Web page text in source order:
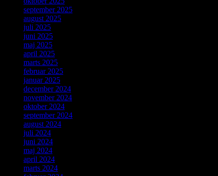
september 2025
august 2025
juli 2025
juni 2025
maj 2025
april 2025
marts 2025
februar 2025
januar 2025
december 2024
november 2024
oktober 2024
september 2024
august 2024
juli 2024
juni 2024
maj 2024
april 2024
marts 2024